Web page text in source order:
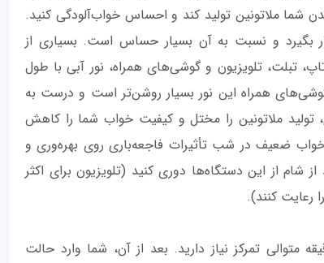
ملاتونین تولید کند و احساس خواب‌آلودگی کنید.
بگیرد و نسبت به آن بسیار حساس است. بسیاری از
تبلت، تلویزیون و گوشی‌های همراه، نور آبی با طول
همراه این نور بسیار روشن‌تر است و درست به
تولید ملاتونین را مختل و کیفیت خواب شما را کاهش
ضعیف در شب تأثیرات فاجعه‌‌باری روی بهر‌ه‌وری و
از این دستگاه‌ها دوری کنید (تلویزیون برای اکثر
رعایت کنند).
آنکه بتوانید کاملاً درگیر کاری شوید، به 15 دقیقه متوالی تمرکز نیاز دارید. بعد از آن، شما وارد حالت